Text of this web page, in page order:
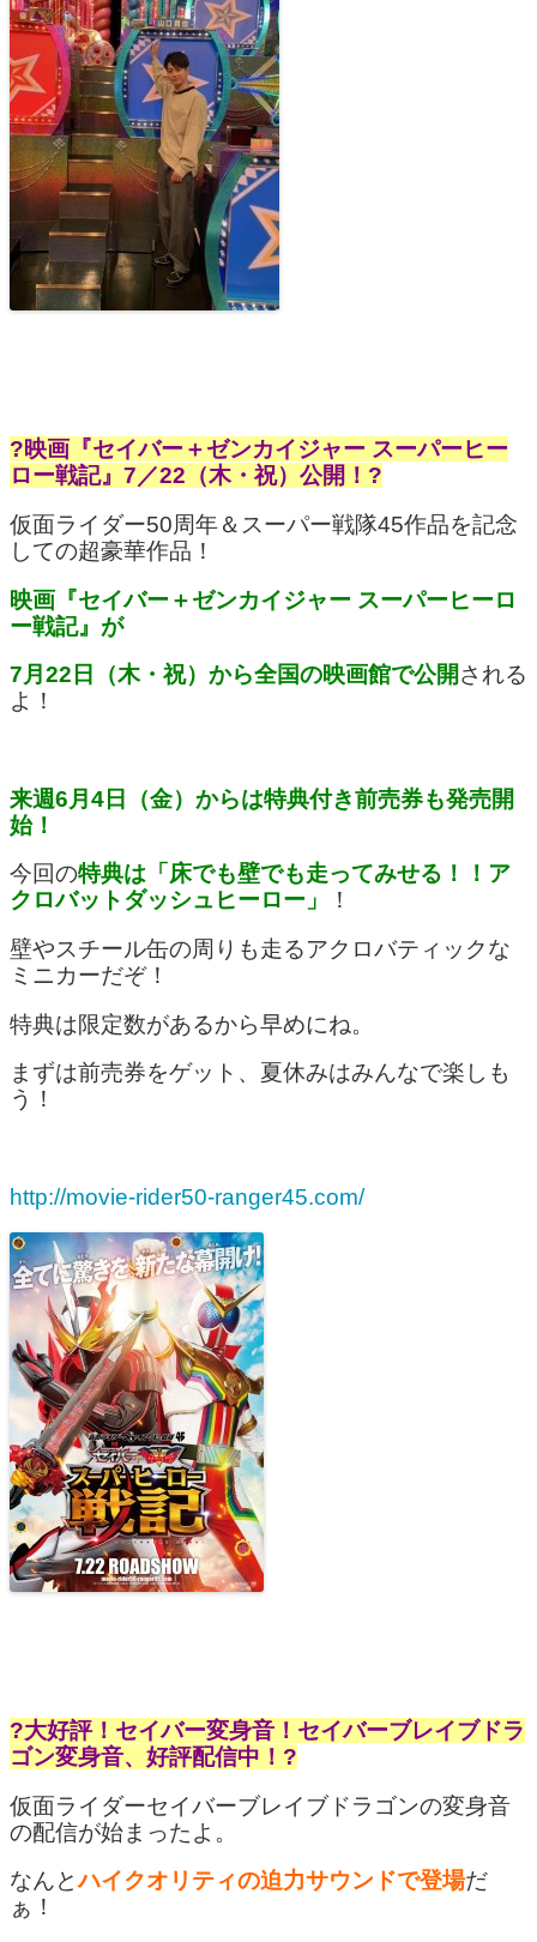
?映画『セイバー＋ゼンカイジャー スーパーヒー
ロー戦記』7／22（木・祝）公開！?
仮面ライダー50周年＆スーパー戦隊45作品を記念
しての超豪華作品！
映画『セイバー＋ゼンカイジャー スーパーヒーロ
ー戦記』が
7月22日（木・祝）から全国の映画館で公開される
よ！
来週6月4日（金）からは特典付き前売券も発売開
始！
今回の特典は「床でも壁でも走ってみせる！！ア
クロバットダッシュヒーロー」
！
壁やスチール缶の周りも走るアクロバティックな
ミニカーだぞ！
特典は限定数があるから早めにね。
まずは前売券をゲット、夏休みはみんなで楽しも
う！
http://movie-rider50-ranger45.com/
?大好評！セイバー変身音！セイバーブレイブドラ
ゴン変身音、好評配信中！?
仮面ライダーセイバーブレイブドラゴンの変身音
の配信が始まったよ。
なんとハイクオリティの迫力サウンドで登場だ
ぁ！